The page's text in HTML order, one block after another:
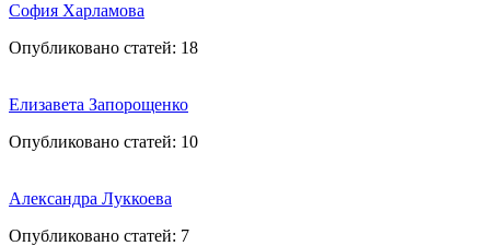
София Харламова
Опубликовано статей: 18
Елизавета Запорощенко
Опубликовано статей: 10
Александра Луккоева
Опубликовано статей: 7